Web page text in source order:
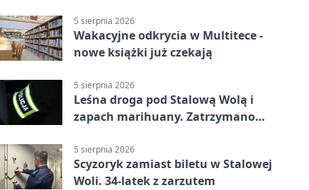
5 sierpnia 2026
Wakacyjne odkrycia w Multitece -
nowe książki już czekają
5 sierpnia 2026
Leśna droga pod Stalową Wolą i
zapach marihuany. Zatrzymano
5 sierpnia 2026
Scyzoryk zamiast biletu w Stalowej
Woli. 34-latek z zarzutem